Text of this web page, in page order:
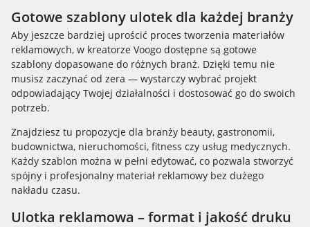
Gotowe szablony ulotek dla każdej branży
Aby jeszcze bardziej uprościć proces tworzenia materiałów
reklamowych, w kreatorze Voogo dostępne są gotowe
szablony dopasowane do różnych branż. Dzięki temu nie
musisz zaczynać od zera — wystarczy wybrać projekt
odpowiadający Twojej działalności i dostosować go do swoich
potrzeb.
Znajdziesz tu propozycje dla branży beauty, gastronomii,
budownictwa, nieruchomości, fitness czy usług medycznych.
Każdy szablon można w pełni edytować, co pozwala stworzyć
spójny i profesjonalny materiał reklamowy bez dużego
nakładu czasu.
Ulotka reklamowa – format i jakość druku